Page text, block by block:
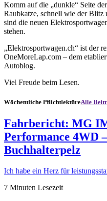
Komm auf die „dunkle“ Seite
Raubkatze, schnell wie der Blitz
sind die neuen
stehen.
„Elektrosportwagen.ch“ ist der
OneMoreLap.com – dem
Autoblog.
Viel Freude beim Lesen.
Wöchentliche PflichtlektüreAlle
Fahrbericht: MG
Performance 4WD
Buchhalterpelz
Ich habe ein Herz für
7 Minuten Lesezeit